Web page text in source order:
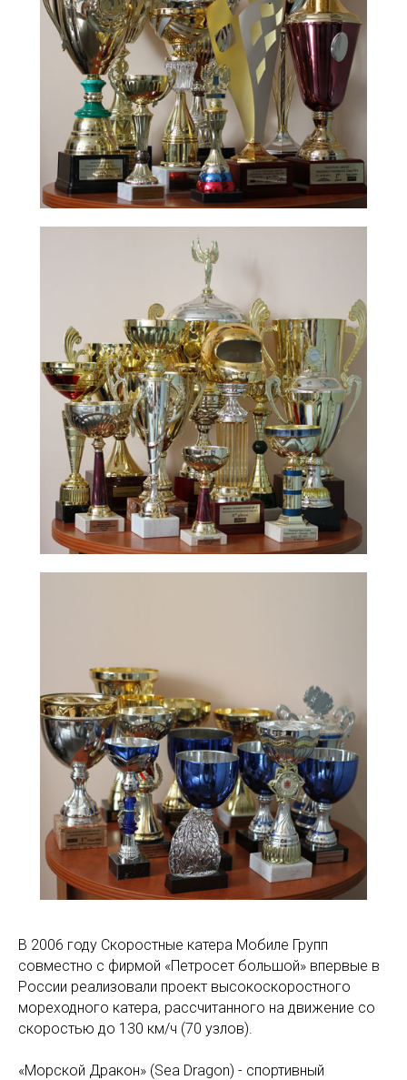
В 2006 году Скоростные катера Мобиле Групп
совместно с фирмой «Петросет большой» впервые в
России реализовали проект высокоскоростного
мореходного катера, рассчитанного на движение со
скоростью до 130 км/ч (70 узлов).
«Морской Дракон» (Sea Dragon) - спортивный